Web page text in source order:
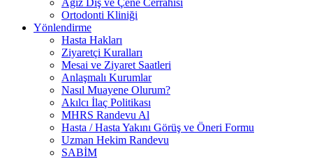
Ortodonti Kliniği
Yönlendirme
Hasta Hakları
Ziyaretçi Kuralları
Mesai ve Ziyaret Saatleri
Anlaşmalı Kurumlar
Nasıl Muayene Olurum?
Akılcı İlaç Politikası
MHRS Randevu Al
Hasta / Hasta Yakını Görüş ve Öneri Formu
Uzman Hekim Randevu
SABİM